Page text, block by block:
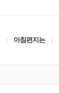
아침편지는